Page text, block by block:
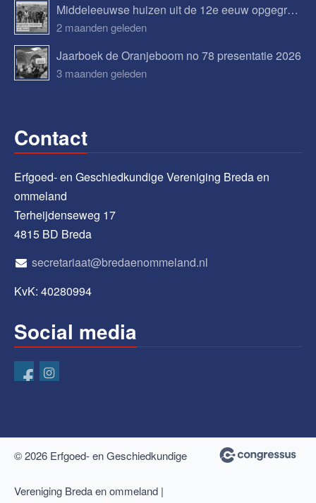
Middeleeuwse huizen uit de 12e eeuw opgegraven in Bavel
2 maanden geleden
Jaarboek de Oranjeboom no 78 presentatie 2026
3 maanden geleden
Contact
Erfgoed- en Geschiedkundige Vereniging Breda en
ommeland
Terheijdenseweg 17
4815 BD Breda
secretariaat@bredaenommeland.nl
KvK: 40280994
Social media
© 2026 Erfgoed- en Geschiedkundige
Vereniging Breda en ommeland |